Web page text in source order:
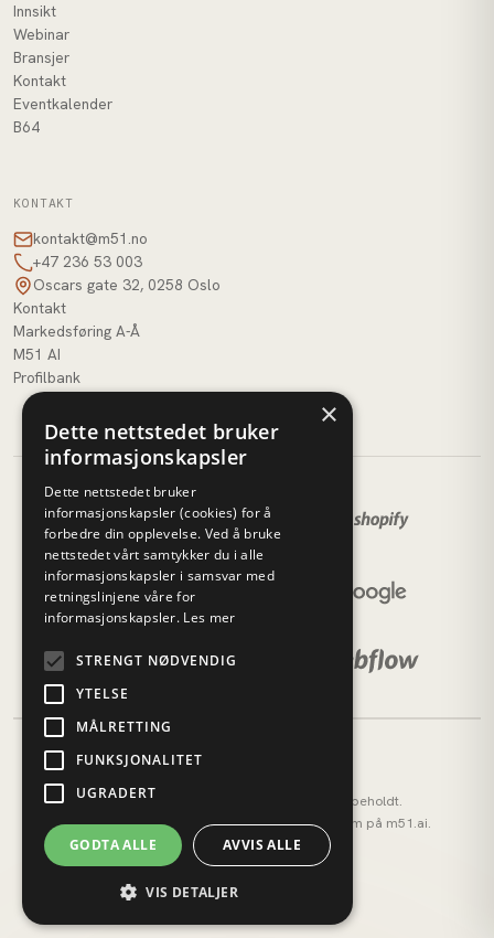
Innsikt
Webinar
Bransjer
Kontakt
Eventkalender
B64
KONTAKT
kontakt@m51.no
+47 236 53 003
Oscars gate 32, 0258 Oslo
Kontakt
Markedsføring A-Å
M51 AI
Profilbank
© 2026 M51 Marketing. Alle rettigheter forbeholdt.
M51 AI (tidligere AI OS) — vårt AI-operativsystem på m51.ai.
Personvernerklæring
Cookies
×
Dette nettstedet bruker
informasjonskapsler
Dette nettstedet bruker
informasjonskapsler (cookies) for å
forbedre din opplevelse. Ved å bruke
nettstedet vårt samtykker du i alle
informasjonskapsler i samsvar med
retningslinjene våre for
informasjonskapsler. Les mer
STRENGT NØDVENDIG
YTELSE
MÅLRETTING
FUNKSJONALITET
UGRADERT
GODTA ALLE AVVIS ALLE
VIS DETALJER